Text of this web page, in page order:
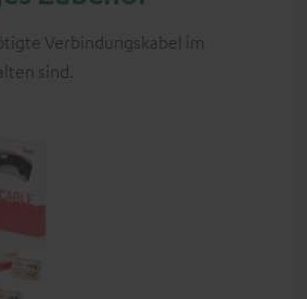
Verbindungskabel im
sind.